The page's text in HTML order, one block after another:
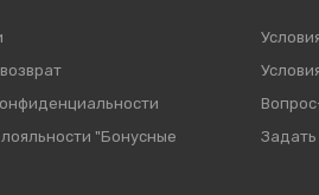
"Бонусные